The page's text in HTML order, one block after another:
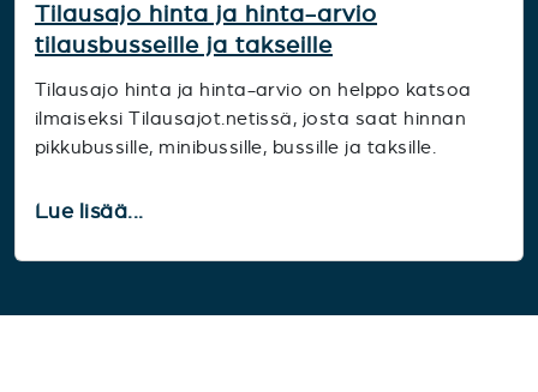
Tilausajo hinta ja hinta-arvio
tilausbusseille ja takseille
Tilausajo hinta ja hinta-arvio on helppo katsoa
ilmaiseksi Tilausajot.netissä, josta saat hinnan
pikkubussille, minibussille, bussille ja taksille.
Lue lisää...